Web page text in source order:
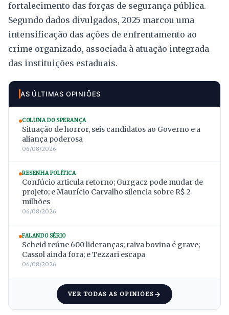
fortalecimento das forças de segurança pública.
Segundo dados divulgados, 2025 marcou uma
intensificação das ações de enfrentamento ao
crime organizado, associada à atuação integrada
das instituições estaduais.
AS ÚLTIMAS OPINIÕES
COLUNA DO SPERANÇA
Situação de horror, seis candidatos ao Governo e a
aliança poderosa
06/08/2026
RESENHA POLÍTICA
Confúcio articula retorno; Gurgacz pode mudar de
projeto; e Maurício Carvalho silencia sobre R$ 2
milhões
06/08/2026
FALANDO SÉRIO
Scheid reúne 600 lideranças; raiva bovina é grave;
Cassol ainda fora; e Tezzari escapa
06/08/2026
VER TODAS AS OPINIÕES